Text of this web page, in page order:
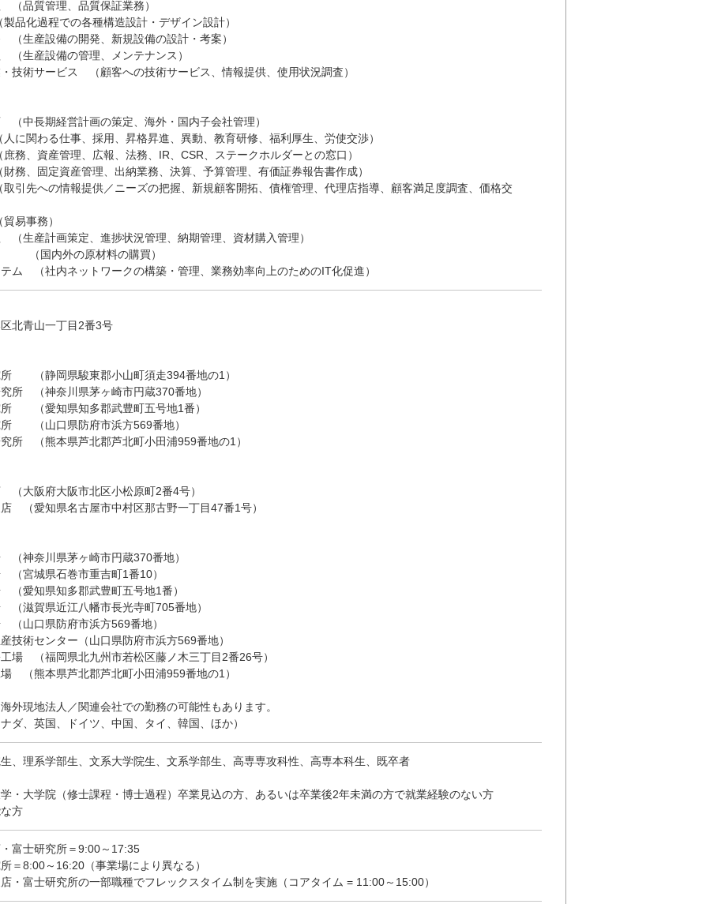
（品質管理、品質保証業務）
品化過程での各種構造設計・デザイン設計）
（生産設備の開発、新規設備の設計・考案）
（生産設備の管理、メンテナンス）
・技術サービス （顧客への技術サービス、情報提供、使用状況調査）
（中長期経営計画の策定、海外・国内子会社管理）
に関わる仕事、採用、昇格昇進、異動、教育研修、福利厚生、労使交渉）
務、資産管理、広報、法務、IR、CSR、ステークホルダーとの窓口）
務、固定資産管理、出納業務、決算、予算管理、有価証券報告書作成）
引先への情報提供／ニーズの把握、新規顧客開拓、債権管理、代理店指導、顧客満足度調査、価格交
易事務）
（生産計画策定、進捗状況管理、納期管理、資材購入管理）
国内外の原材料の購買）
テム （社内ネットワークの構築・管理、業務効率向上のためのIT化促進）
区北青山一丁目2番3号
所 （静岡県駿東郡小山町須走394番地の1）
究所 （神奈川県茅ヶ崎市円蔵370番地）
所 （愛知県知多郡武豊町五号地1番）
所 （山口県防府市浜方569番地）
究所 （熊本県芦北郡芦北町小田浦959番地の1）
（大阪府大阪市北区小松原町2番4号）
店 （愛知県名古屋市中村区那古野一丁目47番1号）
（神奈川県茅ヶ崎市円蔵370番地）
（宮城県石巻市重吉町1番10）
（愛知県知多郡武豊町五号地1番）
（滋賀県近江八幡市長光寺町705番地）
（山口県防府市浜方569番地）
産技術センター（山口県防府市浜方569番地）
工場 （福岡県北九州市若松区藤ノ木三丁目2番26号）
場 （熊本県芦北郡芦北町小田浦959番地の1）
外現地法人／関連会社での勤務の可能性もあります。
ナダ、英国、ドイツ、中国、タイ、韓国、ほか）
、理系学部生、文系大学院生、文系学部生、高専専攻科性、高専本科生、既卒者
学・大学院（修士課程・博士過程）卒業見込の方、あるいは卒業後2年未満の方で就業経験のない方
方
富士研究所＝9:00～17:35
＝8:00～16:20（事業場により異なる）
・富士研究所の一部職種でフレックスタイム制を実施（コアタイム = 11:00～15:00）